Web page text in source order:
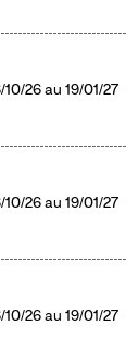
10/26au 19/01/27
10/26au 19/01/27
10/26au 19/01/27